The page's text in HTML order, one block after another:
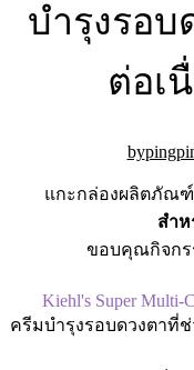
บำรุงรอบ
ต่อเ
แกะกล่องผลิตภัณฑ์
สำห
ขอบคุณกิจกร
Kiehl's Super Multi-
ครีมบำรุงรอบดวงตาที่